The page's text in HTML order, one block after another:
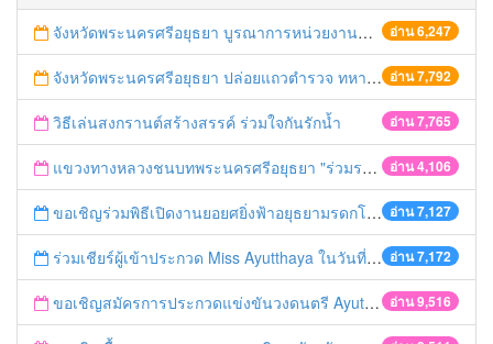
อ่าน 6,247
จังหวัดพระนครศรีอยุธยา บูรณาการหน่วยงานที่เกี่ยวข้อง ลงพื้นที่จัดระเบียบและดำเนินมาตรการตามบทลงโทษสูงสุดกับผู้ประกอบการร้านค้าที่ยังฝ่าฝืนตั้งร้านค้ารุกล้ำเขตพื้นที่ทางหลวง เตรียมความปลอดภัยก่อนเทศกาลสงกรานต์
อ่าน 7,792
จังหวัดพระนครศรีอยุธยา ปล่อยแถวตำรวจ ทหาร ฝ่ายปกครอง กว่า 100 นาย ตรวจเข้มท่ารถสาธารณะ สถานีขนส่งรถโดยสาร วินรถตู้ และสถานีรถไฟ เตรียมรับมือเทศกาลสงกรานต์
อ่าน 7,765
วิธีเล่นสงกรานต์สร้างสรรค์ ร่วมใจกันรักน้ำ
อ่าน 4,106
แขวงทางหลวงชนบทพระนครศรีอยุธยา "ร่วมรณรงค์ ขับช้า เปิดไฟหน้า คาดเข็มขัด" เทศกาลสงกรานต์ ปี 2561
อ่าน 7,127
ขอเชิญร่วมพิธีเปิดงานยอยศยิ่งฟ้าอยุธยามรดกโลก
อ่าน 7,172
ร่วมเชียร์ผู้เข้าประกวด Miss Ayutthaya ในวันที่ 15 ธันวาคม 2560
อ่าน 9,516
ขอเชิญสมัครการประกวดแข่งขันวงดนตรี Ayutthaya battle of the bands